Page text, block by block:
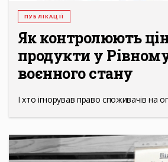
ПУБЛІКАЦІЇ
Як контролюють
продукти у
воєнного стану
І хто ігнорував право споживачів на